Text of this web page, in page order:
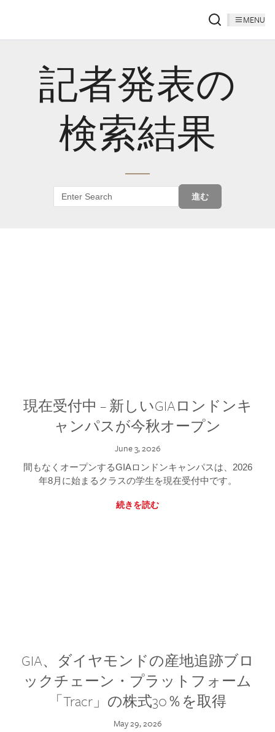
MENU
記者発表の
検索結果
進む
現在受付中 – 新しいGIAロンドンキ
ャンパスが今秋オープン
June 3, 2026
間もなくオープンするGIAロンドンキャンパスは、2026
年8月に始まるクラスの学生を現在受付中です。
続きを読む
GIA、ダイヤモンドの産地追跡ブロ
ックチェーン・プラットフォーム
「Tracr」の株式30％を取得
May 29, 2026